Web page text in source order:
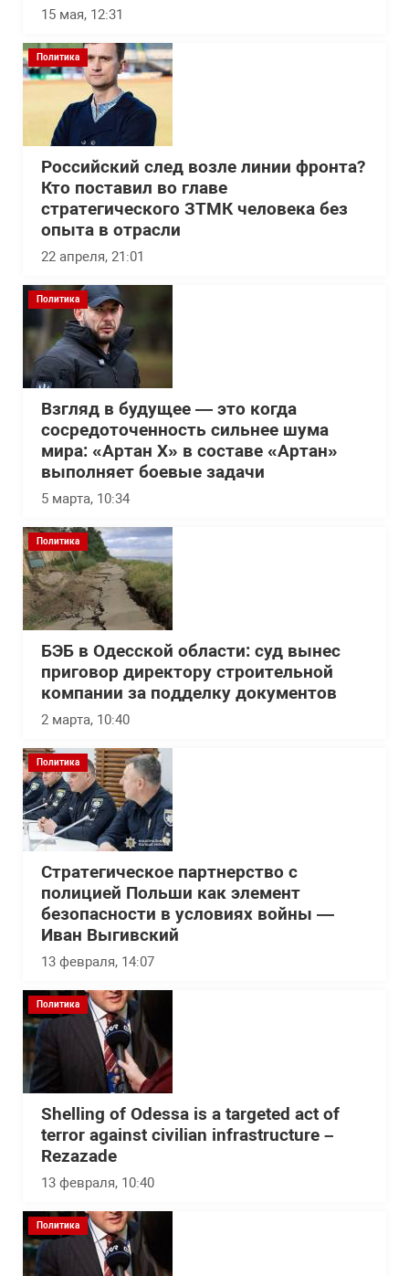
15 мая, 12:31
Политика
Российский след возле линии фронта?
Кто поставил во главе
стратегического ЗТМК человека без
опыта в отрасли
22 апреля, 21:01
Политика
Взгляд в будущее — это когда
сосредоточенность сильнее шума
мира: «Артан Х» в составе «Артан»
выполняет боевые задачи
5 марта, 10:34
Политика
БЭБ в Одесской области: суд вынес
приговор директору строительной
компании за подделку документов
2 марта, 10:40
Политика
Стратегическое партнерство с
полицией Польши как элемент
безопасности в условиях войны —
Иван Выгивский
13 февраля, 14:07
Политика
Shelling of Odessa is a targeted act of
terror against civilian infrastructure –
Rezazade
13 февраля, 10:40
Политика